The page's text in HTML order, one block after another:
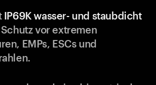
IP69K wasser- und staubdicht
vor extremen
EMPs, ESCs und